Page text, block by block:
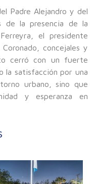
Padre Alejandro y del
de la presencia de la
el presidente
concejales y
cerró con un fuerte
la satisfacción por una
urbano, sino que
y esperanza en